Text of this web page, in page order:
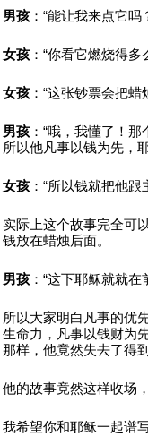
男孩 ：“能让我来点它吗
女孩 ：“你看它燃烧得多
女孩 ：“这张钞票会把
男孩 ：“哦，我懂了！
所以他凡事以钱为先，
女孩 ：“所以钱就把他
实际上这个故事完全可
钱放在蜡烛后面。
男孩 ：“这下耶稣就就
所以大家明白凡事的优
生命力，凡事以钱财为
那样，他竟然失去了得
他的故事竟然这样收场
我希望你和耶稣一起谱